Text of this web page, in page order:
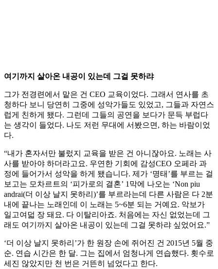
여기까지 살아온 내공이 있는데 그걸 못하랴
그가 전경련에서 맡은 건 CEO 교육이었다. 그래서 연사를 초
청하다 보니 당연히 그중에 성악가들도 있었고, 그들과 자연스
럽게 친하게 됐다. 그런데 그들의 공연을 보다가 문득 부럽다
는 생각이 들었다. 나도 저런 무대에 서봤으면, 하는 바람이었
다.
“내가 혼자서만 불렀지 교육을 받은 건 아니잖아요. 노래는 사
사를 받아야 하더라고요. 우연한 기회에 감성CEO 오페라 과
정에 들어가서 성악을 하게 됐습니다. 제가 ‘명태’를 부르는 걸
보고는 모차르트의 ‘피가로의 결혼’ 1막에 나오는 ‘Non piu
andrai(더 이상 날지 못하리)’를 부르라는데 다른 사람은 다 2분
내에 끝나는 노래인데 이 노래는 5~6분 되는 거예요. 악보가
일고여덟 장 돼요. 다 이탈리아죠. 처음에는 자신 없었는데 그
래도 여기까지 살아온 내공이 있는데 그걸 못하랴 싶었어요.”
‘더 이상 날지 못하리’가 한 원장 손에 쥐어진 건 2015년 5월 중
순. 연습 시간은 한 달. 그는 집에서 엄청나게 연습했다. 횟수로
세진 않았지만 천 번은 거뜬히 넘었다고 한다.